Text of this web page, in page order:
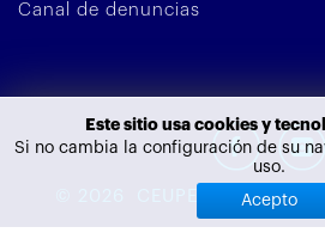
Canal de denuncias
Este sitio usa cookies y
Si no cambia la configuración de su
uso.
Acepto
CEUPE - European